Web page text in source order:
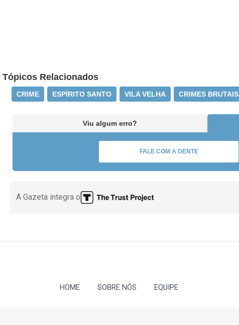
Tópicos Relacionados
CRIME ESPÍRITO SANTO VILA VELHA CRIMES BRUTAIS
Viu algum erro?
FALE COM A GENTE
A Gazeta integra o
HOME SOBRE NÓS EQUIPE